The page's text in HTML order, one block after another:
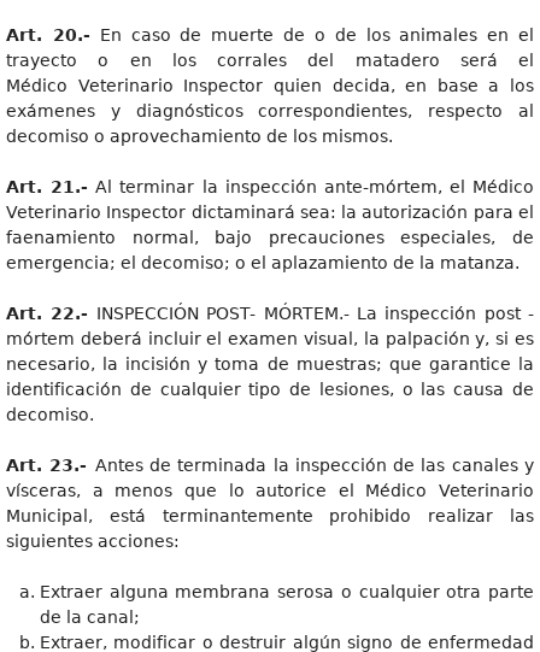
Art. 20.- En caso de muerte de o de los animales en el
trayecto o en los corrales del matadero será el
Médico Veterinario Inspector quien decida, en base a los
exámenes y diagnósticos correspondientes, respecto al
decomiso o aprovechamiento de los mismos.
Art. 21.- Al terminar la inspección ante-mórtem, el Médico
Veterinario Inspector dictaminará sea: la autorización para el
faenamiento normal, bajo precauciones especiales, de
emergencia; el decomiso; o el aplazamiento de la matanza.
Art. 22.- INSPECCIÓN POST- MÓRTEM.- La inspección post -
mórtem deberá incluir el examen visual, la palpación y, si es
necesario, la incisión y toma de muestras; que garantice la
identificación de cualquier tipo de lesiones, o las causa de
decomiso.
Art. 23.- Antes de terminada la inspección de las canales y
vísceras, a menos que lo autorice el Médico Veterinario
Municipal, está terminantemente prohibido realizar las
siguientes acciones:
Extraer alguna membrana serosa o cualquier otra parte
de la canal;
Extraer, modificar o destruir algún signo de enfermedad